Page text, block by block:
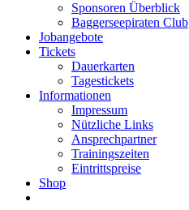
Sponsoren Überblick
Baggerseepiraten Club
Jobangebote
Tickets
Dauerkarten
Tagestickets
Informationen
Impressum
Nützliche Links
Ansprechpartner
Trainingszeiten
Eintrittspreise
Shop